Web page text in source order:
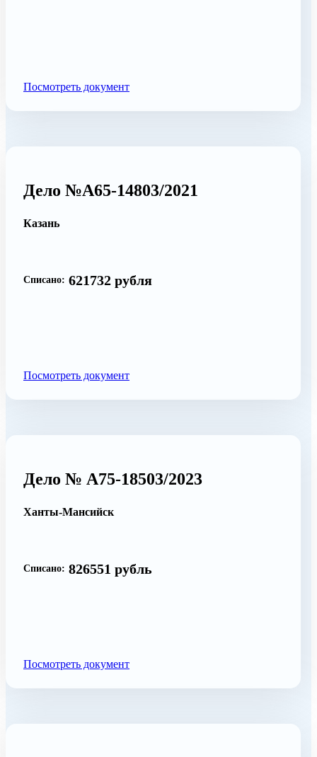
Посмотреть документ
Дело №А65-14803/2021
Казань
Списано: 621732 рубля
Посмотреть документ
Дело № А75-18503/2023
Ханты-Мансийск
Списано: 826551 рубль
Посмотреть документ